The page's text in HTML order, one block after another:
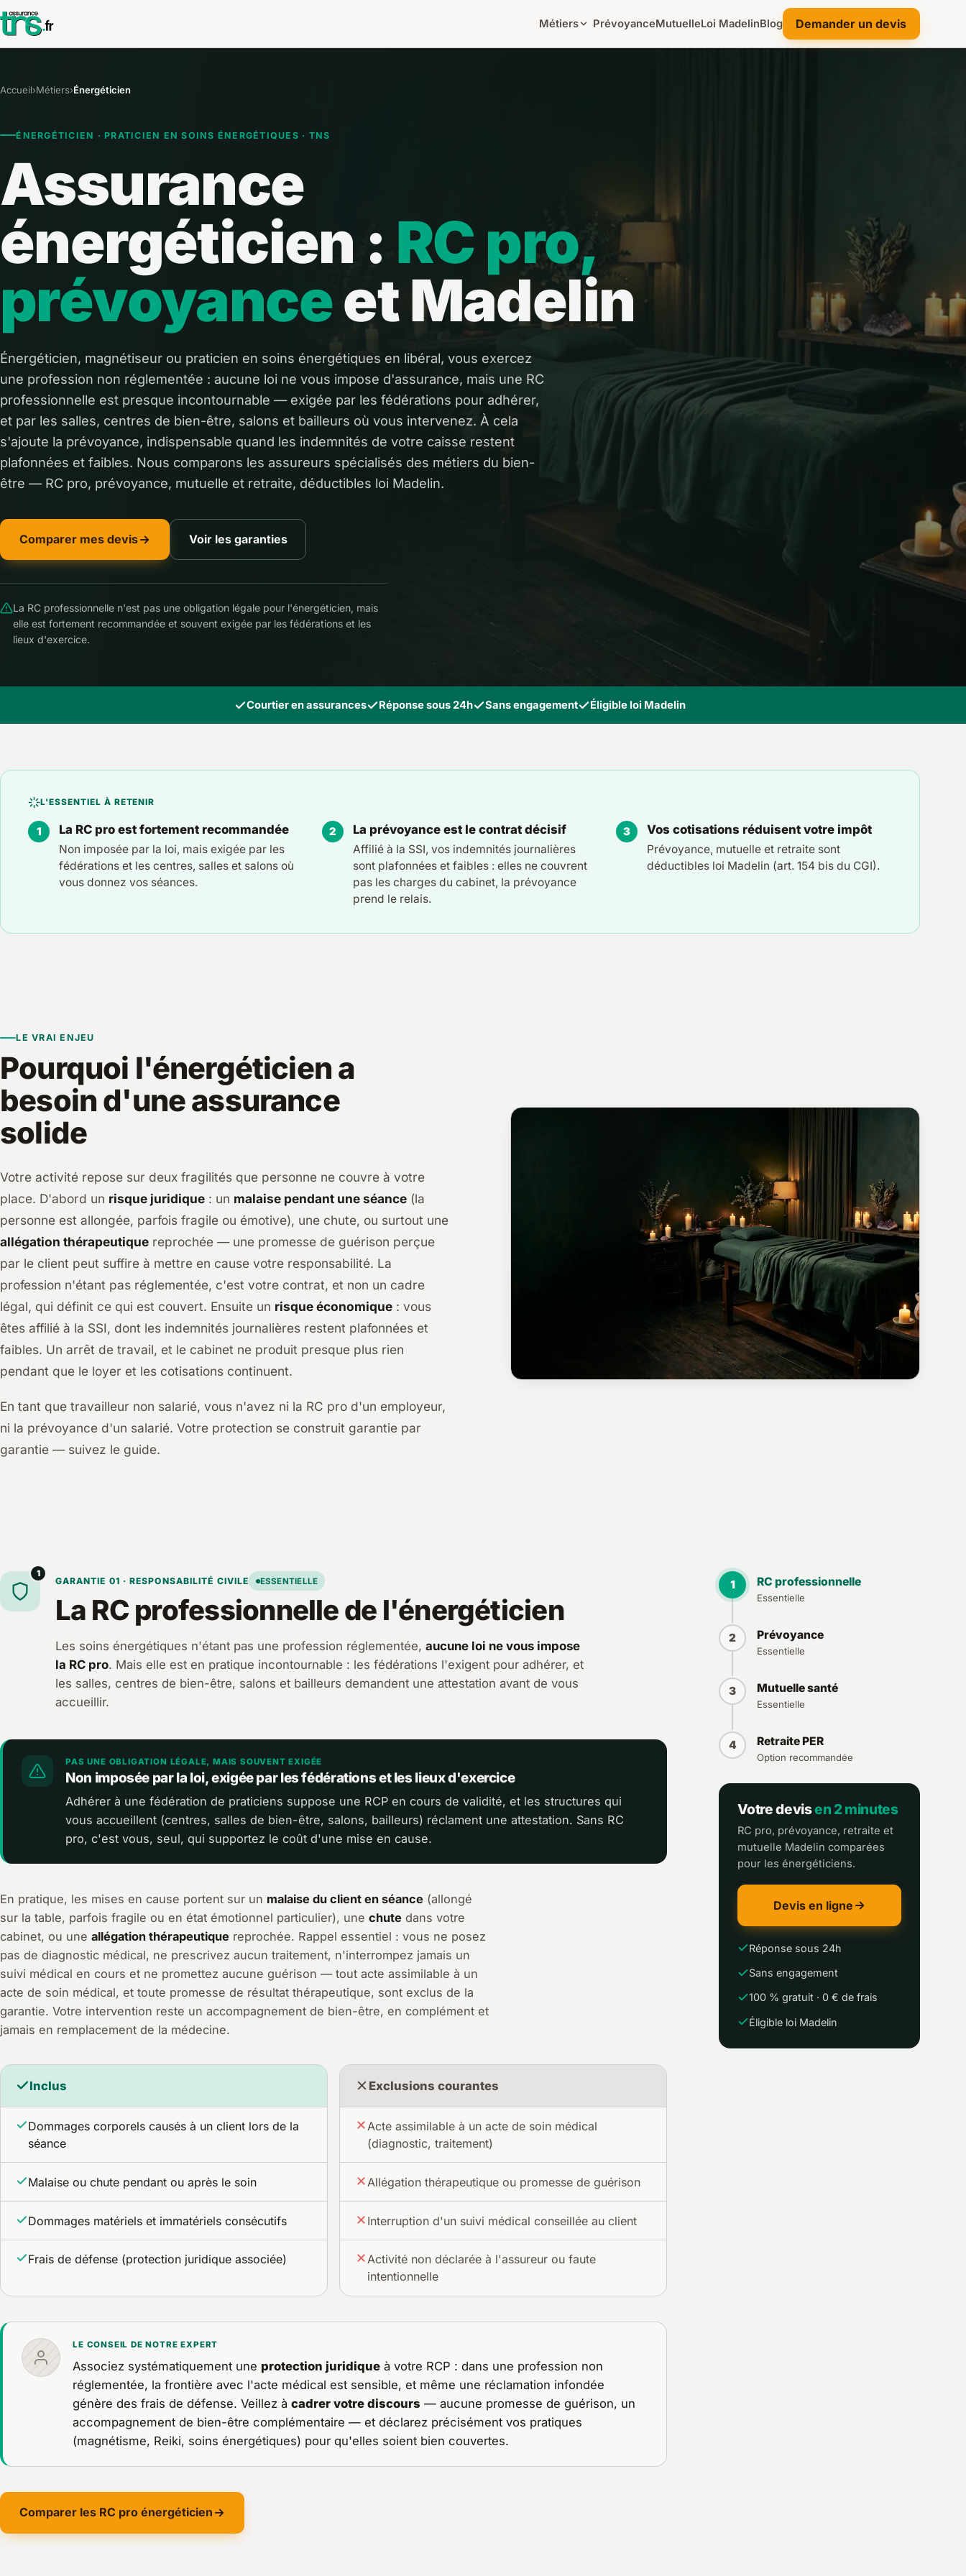
Métiers PrévoyanceMutuelleLoi MadelinBlog Demander un devis
Accueil›Métiers›Énergéticien
ÉNERGÉTICIEN · PRATICIEN EN SOINS ÉNERGÉTIQUES · TNS
Assurance
énergéticien : RC pro,
prévoyanceet Madelin
Énergéticien, magnétiseur ou praticien en soins énergétiques en libéral, vous exercez
une profession non réglementée : aucune loi ne vous impose d'assurance, mais une RC
professionnelle est presque incontournable — exigée par les fédérations pour adhérer,
et par les salles, centres de bien-être, salons et bailleurs où vous intervenez. À cela
s'ajoute la prévoyance, indispensable quand les indemnités de votre caisse restent
plafonnées et faibles. Nous comparons les assureurs spécialisés des métiers du bien-
être — RC pro, prévoyance, mutuelle et retraite, déductibles loi Madelin.
Comparer mes devis Voir les garanties
La RC professionnelle n'est pas une obligation légale pour l'énergéticien, mais
elle est fortement recommandée et souvent exigée par les fédérations et les
lieux d'exercice.
Courtier en assurances Réponse sous 24h Sans engagement Éligible loi Madelin
L'ESSENTIEL À RETENIR
La RC pro est fortement recommandée
Non imposée par la loi, mais exigée par les
fédérations et les centres, salles et salons où
vous donnez vos séances.
La prévoyance est le contrat décisif
Affilié à la SSI, vos indemnités journalières
sont plafonnées et faibles : elles ne couvrent
pas les charges du cabinet, la prévoyance
prend le relais.
Vos cotisations réduisent votre impôt
Prévoyance, mutuelle et retraite sont
déductibles loi Madelin (art. 154 bis du CGI).
LE VRAI ENJEU
Pourquoi l'énergéticien a
besoin d'une assurance
solide
Votre activité repose sur deux fragilités que personne ne couvre à votre
place. D'abord un risque juridique : un malaise pendant une séance (la
personne est allongée, parfois fragile ou émotive), une chute, ou surtout une
allégation thérapeutique reprochée — une promesse de guérison perçue
par le client peut suffire à mettre en cause votre responsabilité. La
profession n'étant pas réglementée, c'est votre contrat, et non un cadre
légal, qui définit ce qui est couvert. Ensuite un risque économique : vous
êtes affilié à la SSI, dont les indemnités journalières restent plafonnées et
faibles. Un arrêt de travail, et le cabinet ne produit presque plus rien
pendant que le loyer et les cotisations continuent.
En tant que travailleur non salarié, vous n'avez ni la RC pro d'un employeur,
ni la prévoyance d'un salarié. Votre protection se construit garantie par
garantie — suivez le guide.
1
GARANTIE 01 · RESPONSABILITÉ CIVILE ESSENTIELLE
La RC professionnelle de l'énergéticien
Les soins énergétiques n'étant pas une profession réglementée, aucune loi ne vous impose
la RC pro. Mais elle est en pratique incontournable : les fédérations l'exigent pour adhérer, et
les salles, centres de bien-être, salons et bailleurs demandent une attestation avant de vous
accueillir.
PAS UNE OBLIGATION LÉGALE, MAIS SOUVENT EXIGÉE
Non imposée par la loi, exigée par les fédérations et les lieux d'exercice
Adhérer à une fédération de praticiens suppose une RCP en cours de validité, et les structures qui
vous accueillent (centres, salles de bien-être, salons, bailleurs) réclament une attestation. Sans RC
pro, c'est vous, seul, qui supportez le coût d'une mise en cause.
En pratique, les mises en cause portent sur un malaise du client en séance (allongé
sur la table, parfois fragile ou en état émotionnel particulier), une chute dans votre
cabinet, ou une allégation thérapeutique reprochée. Rappel essentiel : vous ne posez
pas de diagnostic médical, ne prescrivez aucun traitement, n'interrompez jamais un
suivi médical en cours et ne promettez aucune guérison — tout acte assimilable à un
acte de soin médical, et toute promesse de résultat thérapeutique, sont exclus de la
garantie. Votre intervention reste un accompagnement de bien-être, en complément et
jamais en remplacement de la médecine.
Inclus
Dommages corporels causés à un client lors de la
séance
Malaise ou chute pendant ou après le soin
Dommages matériels et immatériels consécutifs
Frais de défense (protection juridique associée)
Exclusions courantes
Acte assimilable à un acte de soin médical
(diagnostic, traitement)
Allégation thérapeutique ou promesse de guérison
Interruption d'un suivi médical conseillée au client
Activité non déclarée à l'assureur ou faute
intentionnelle
LE CONSEIL DE NOTRE EXPERT
Associez systématiquement une protection juridique à votre RCP : dans une profession non
réglementée, la frontière avec l'acte médical est sensible, et même une réclamation infondée
génère des frais de défense. Veillez àcadrer votre discours — aucune promesse de guérison, un
accompagnement de bien-être complémentaire — et déclarez précisément vos pratiques
(magnétisme, Reiki, soins énergétiques) pour qu'elles soient bien couvertes.
Comparer les RC pro énergéticien
1 RC professionnelle
Essentielle
2 Prévoyance
Essentielle
3 Mutuelle santé
Essentielle
4 Retraite PER
Option recommandée
Votre devisen 2 minutes
RC pro, prévoyance, retraite et
mutuelle Madelin comparées
pour les énergéticiens.
Devis en ligne
Réponse sous 24h
Sans engagement
100 % gratuit · 0 € de frais
Éligible loi Madelin